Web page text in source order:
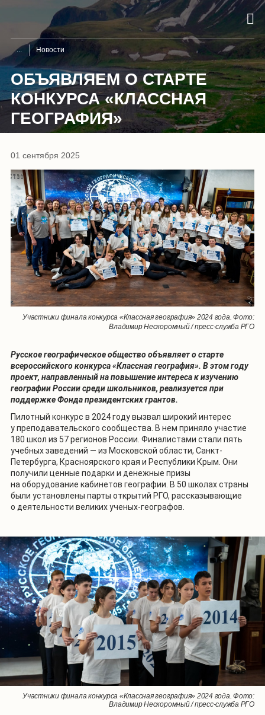
Новости
ОБЪЯВЛЯЕМ О СТАРТЕ
КОНКУРСА «КЛАССНАЯ
ГЕОГРАФИЯ»
01 сентября 2025
Участники финала конкурса «Классная география» 2024 года. Фото:
Владимир Нескоромный / пресс-служба РГО
Русское географическое общество объявляет о старте
всероссийского конкурса «Классная география». В этом году
проект, направленный на повышение интереса к изучению
географии России среди школьников, реализуется при
поддержке Фонда президентских грантов.
Пилотный конкурс в 2024 году вызвал широкий интерес
у преподавательского сообщества. В нем приняло участие
180 школ из 57 регионов России. Финалистами стали пять
учебных заведений — из Московской области, Санкт-
Петербурга, Красноярского края и Республики Крым. Они
получили ценные подарки и денежные призы
на оборудование кабинетов географии. В 50 школах страны
были установлены парты открытий РГО, рассказывающие
о деятельности великих ученых-географов.
Участники финала конкурса «Классная география» 2024 года. Фото:
Владимир Нескоромный / пресс-служба РГО
Участники финала конкурса «Классная география» 2024 года. Фото:
Владимир Нескоромный / пресс-служба РГО